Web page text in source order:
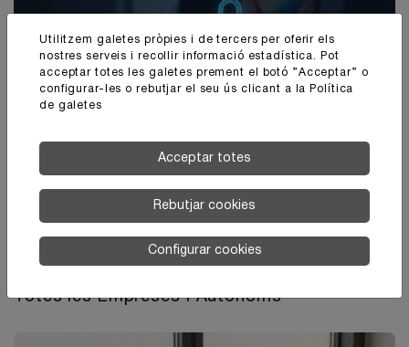
Totes les Empreses i Autònoms
Utilitzem galetes pròpies i de tercers per oferir els
nostres serveis i recollir informació estadística. Pot
acceptar totes les galetes prement el botó ”Acceptar” o
configurar-les o rebutjar el seu ús clicant a la
Política
de galetes
Acceptar totes
Rebutjar cookies
Configurar cookies